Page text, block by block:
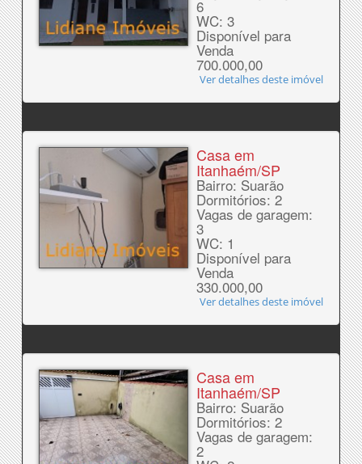
6
WC: 3
Disponível para
Venda
700.000,00
Ver detalhes deste imóvel
Casa em
Itanhaém/SP
Bairro: Suarão
Dormitórios: 2
Vagas de garagem:
3
WC: 1
Disponível para
Venda
330.000,00
Ver detalhes deste imóvel
Casa em
Itanhaém/SP
Bairro: Suarão
Dormitórios: 2
Vagas de garagem:
2